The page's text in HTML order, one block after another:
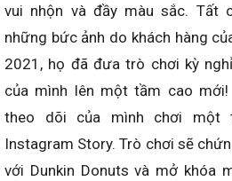
vui nhộn và đầy màu sắc. Tất
những bức ảnh do khách hàng
2021, họ đã đưa trò chơi kỳ
của mình lên một tầm cao
theo dõi của mình chơi một
Instagram Story. Trò chơi sẽ
với Dunkin Donuts và mở khóa